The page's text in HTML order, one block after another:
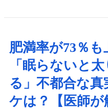
肥満率が73％も
「眠らないと
る」不都合な真
ケは？【医師が